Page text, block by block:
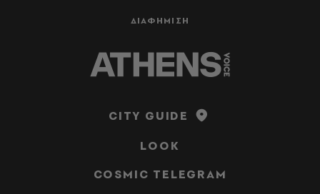
ΔΙΑΦΗΜΙΣΗ
CITY GUIDE
LOOK
COSMIC TELEGRAM